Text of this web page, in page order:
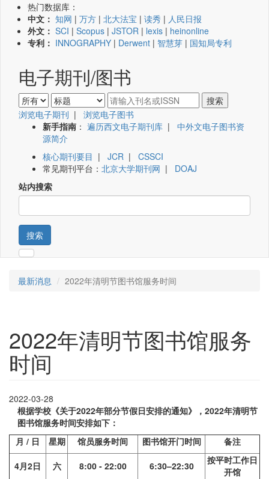
热门数据库：
中文： 知网 | 万方 | 北大法宝 | 读秀 | 人民日报
外文： SCI | Scopus | JSTOR | lexis | heinonline
专利： INNOGRAPHY | Derwent | 智慧芽 | 国知局专利
电子期刊/图书
浏览电子期刊 | 浏览电子图书
新手指南 ： 遍历西文电子期刊库 | 中外文电子图书资
源简介
核心期刊要目 | JCR | CSSCI
常见期刊平台： 北京大学期刊网 | DOAJ
站内搜索
搜索
最新消息 2022年清明节图书馆服务时间
2022年清明节图书馆服务
时间
2022-03-28
根据学校《关于2022年部分节假日安排的通知》， 2022年清明节
图书馆服务时间安排如下：
月 / 日 星期 馆员服务时间 图书馆开门时间 备注
4月2日 六 8:00 - 22:00 6:30–22:30
按平时工作日
开馆